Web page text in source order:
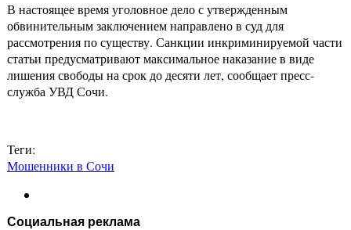
В настоящее время уголовное дело с утвержденным
обвинительным заключением направлено в суд для
рассмотрения по существу. Санкции инкриминируемой части
статьи предусматривают максимальное наказание в виде
лишения свободы на срок до десяти лет, сообщает пресс-
служба УВД Сочи.
Теги:
Мошенники в Сочи
Социальная реклама